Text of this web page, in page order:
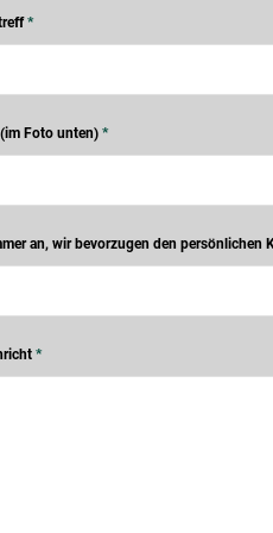
*
Foto unten) *
an, wir bevorzugen den persönlichen
*